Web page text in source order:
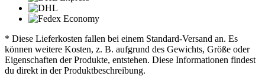
* Diese Lieferkosten fallen bei einem Standard-Versand an. Es
können weitere Kosten, z. B. aufgrund des Gewichts, Größe oder
Eigenschaften der Produkte, entstehen. Diese Informationen findest
du direkt in der Produktbeschreibung.